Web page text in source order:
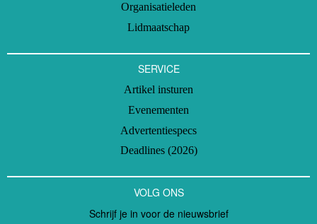
Organisatieleden
Lidmaatschap
SERVICE
Artikel insturen
Evenementen
Advertentiespecs
Deadlines (2026)
VOLG ONS
Schrijf je in voor de nieuwsbrief